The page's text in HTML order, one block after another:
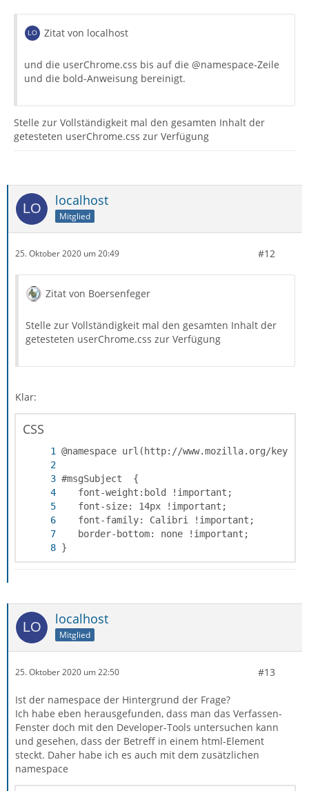
Zitat von localhost
und die userChrome.css bis auf die @namespace-Zeile
und die bold-Anweisung bereinigt.
Stelle zur Vollständigkeit mal den gesamten Inhalt der
getesteten userChrome.css zur Verfügung
localhost
Mitglied
25. Oktober 2020 um 20:49 #12
Zitat von Boersenfeger
Stelle zur Vollständigkeit mal den gesamten Inhalt der
getesteten userChrome.css zur Verfügung
Klar:
CSS
}
localhost
Mitglied
25. Oktober 2020 um 22:50 #13
Ist der namespace der Hintergrund der Frage?
Ich habe eben herausgefunden, dass man das Verfassen-
Fenster doch mit den Developer-Tools untersuchen kann
und gesehen, dass der Betreff in einem html-Element
steckt. Daher habe ich es auch mit dem zusätzlichen
namespace